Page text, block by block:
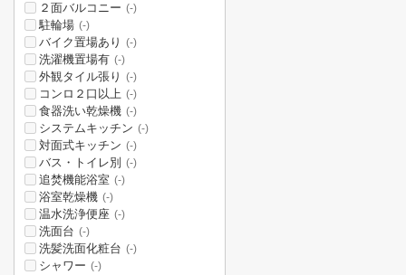
２面バルコニー (-)
駐輪場 (-)
バイク置場あり (-)
洗濯機置場有 (-)
外観タイル張り (-)
コンロ２口以上 (-)
食器洗い乾燥機 (-)
システムキッチン (-)
対面式キッチン (-)
バス・トイレ別 (-)
追焚機能浴室 (-)
浴室乾燥機 (-)
温水洗浄便座 (-)
洗面台 (-)
洗髪洗面化粧台 (-)
シャワー (-)